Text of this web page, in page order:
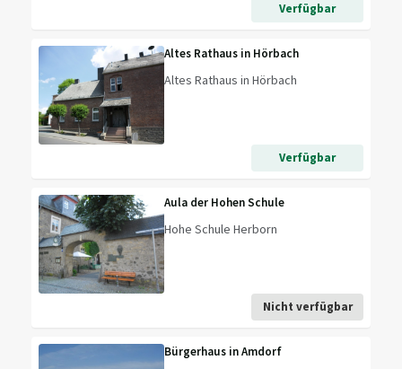
Verfügbar
Altes Rathaus in Hörbach
Altes Rathaus in Hörbach
Verfügbar
Aula der Hohen Schule
Hohe Schule Herborn
Nicht verfügbar
Bürgerhaus in Amdorf